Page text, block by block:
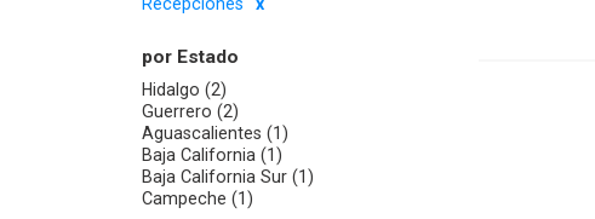
por Estado
Hidalgo (2)
Guerrero (2)
Aguascalientes (1)
Baja California (1)
Baja California Sur (1)
Campeche (1)